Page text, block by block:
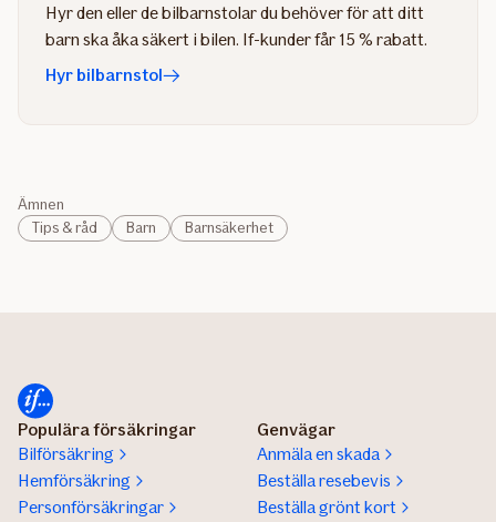
Hyr den eller de bilbarnstolar du behöver för att ditt
barn ska åka säkert i bilen. If-kunder får 15 % rabatt.
Hyr bilbarnstol
Ämnen
Tips & råd
Barn Barnsäkerhet
Populära försäkringar
Bilförsäkring
Hemförsäkring
Personförsäkringar
Genvägar
Anmäla en skada
Beställa resebevis
Beställa grönt kort